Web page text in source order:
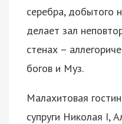
серебра, добытого
делает зал
стенах –
богов и Муз.
Малахитовая
супруги Николая I,